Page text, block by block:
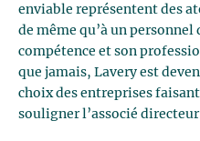
enviable représentent des
de même qu’à un
compétence et son
que jamais, Lavery est
choix des entreprises
souligner l’associé